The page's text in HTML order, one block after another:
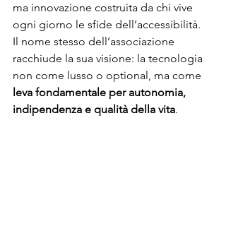
ma innovazione costruita da chi vive
ogni giorno le sfide dell’accessibilità.
Il nome stesso dell’associazione
racchiude la sua visione: la tecnologia
non come lusso o optional, ma come
leva fondamentale per autonomia,
indipendenza e qualità della vita.